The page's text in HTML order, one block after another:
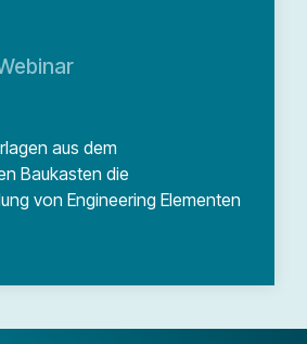
aus dem
Baukasten die
von Engineering Elementen